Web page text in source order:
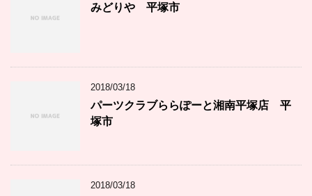
みどりや 平塚市
2018/03/18
パーツクラブららぽーと湘南平塚店 平
塚市
2018/03/18